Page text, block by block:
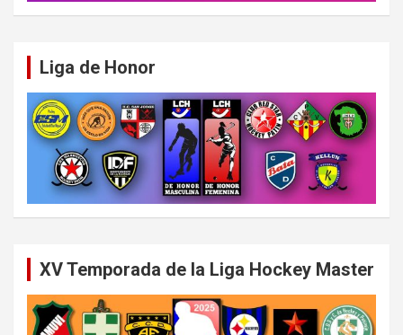
Liga de Honor
XV Temporada de la Liga Hockey Master